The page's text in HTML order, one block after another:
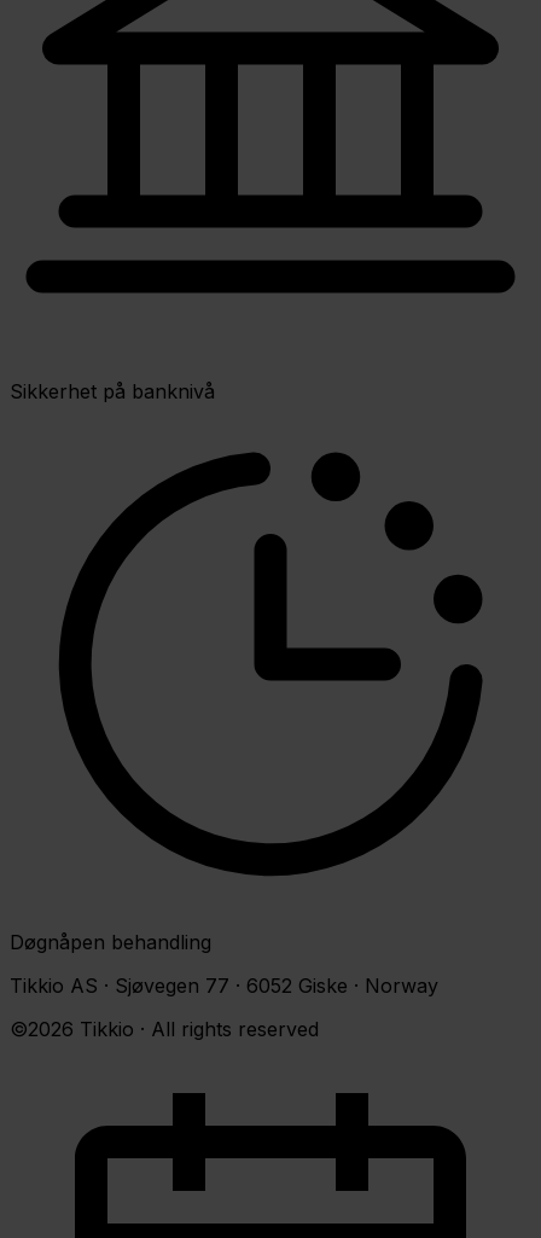
Sikkerhet på banknivå
Døgnåpen behandling
Tikkio AS · Sjøvegen 77 · 6052 Giske · Norway
©2026 Tikkio · All rights reserved